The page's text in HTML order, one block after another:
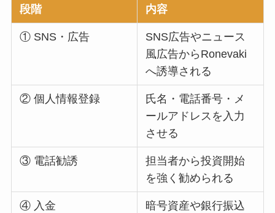
段階 内容
① SNS・広告
SNS広告やニュース
風広告からRonevaki
へ誘導される
② 個人情報登録
氏名・電話番号・メ
ールアドレスを入力
させる
③ 電話勧誘
担当者から投資開始
を強く勧められる
④ 入金
暗号資産や銀行振込